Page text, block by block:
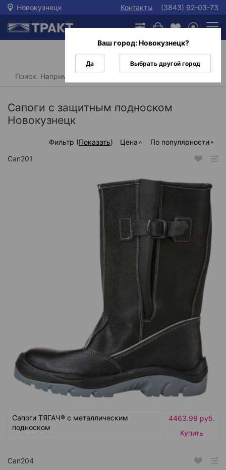
Новокузнецк Контакты (3843) 92-03-73
Главная / / Спецобувь / Сапоги /
Сапоги с защитным подноском
Сапоги с защитным подноском
Новокузнецк
Фильтр (Показать) Цена
По популярности
Сап201
Сапоги ТЯГАЧ® с металлическим
подноском
4463.98 руб.
Купить
Сап204
Ваш город:Новокузнецк?
Да Выбрать другой город